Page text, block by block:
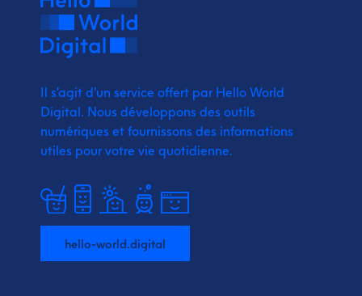
Il s'agit d'un service offert par Hello World
Digital. Nous développons des outils
numériques et fournissons des informations
utiles pour votre vie quotidienne.
hello-world.digital